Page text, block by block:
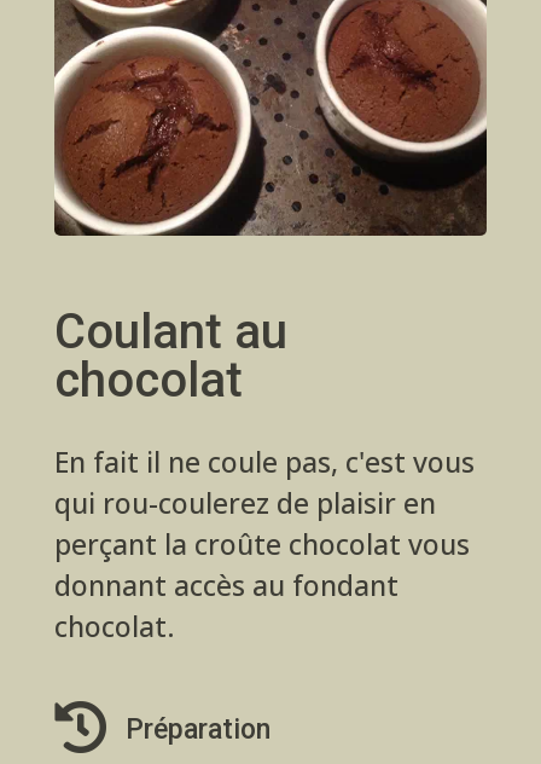
Coulant au
chocolat
En fait il ne coule pas, c'est vous
qui rou-coulerez de plaisir en
perçant la croûte chocolat vous
donnant accès au fondant
chocolat.
 Préparation